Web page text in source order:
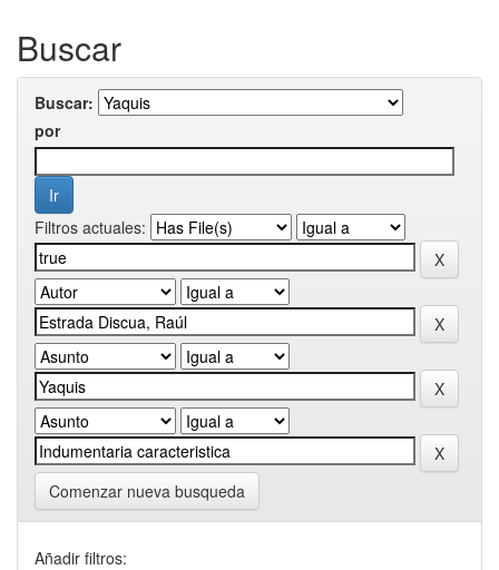
Buscar
Buscar:
por
Filtros actuales:
Comenzar nueva busqueda
Añadir filtros: